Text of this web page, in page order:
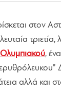
στον
τριετία,
Ολυμπιακού,
αλλά και